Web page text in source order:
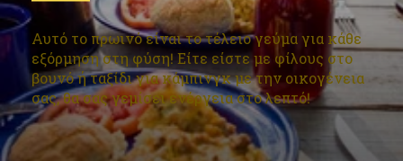
Αυτό το πρωινό είναι το τέλειο γεύμα για κάθε
εξόρμηση στη φύση! Είτε είστε με φίλους στο
βουνό ή ταξίδι για κάμπινγκ με την οικογένεια
σας, θα σας γεμίσει ενέργεια στο λεπτό!